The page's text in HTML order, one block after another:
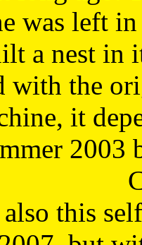
was left
a nest in
with the
it
2003
this